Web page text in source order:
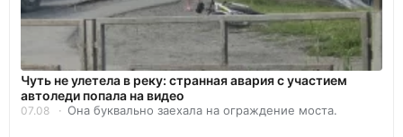
Чуть не улетела в реку: странная авария с участием
автоледи попала на видео
07.08 Она буквально заехала на ограждение моста.